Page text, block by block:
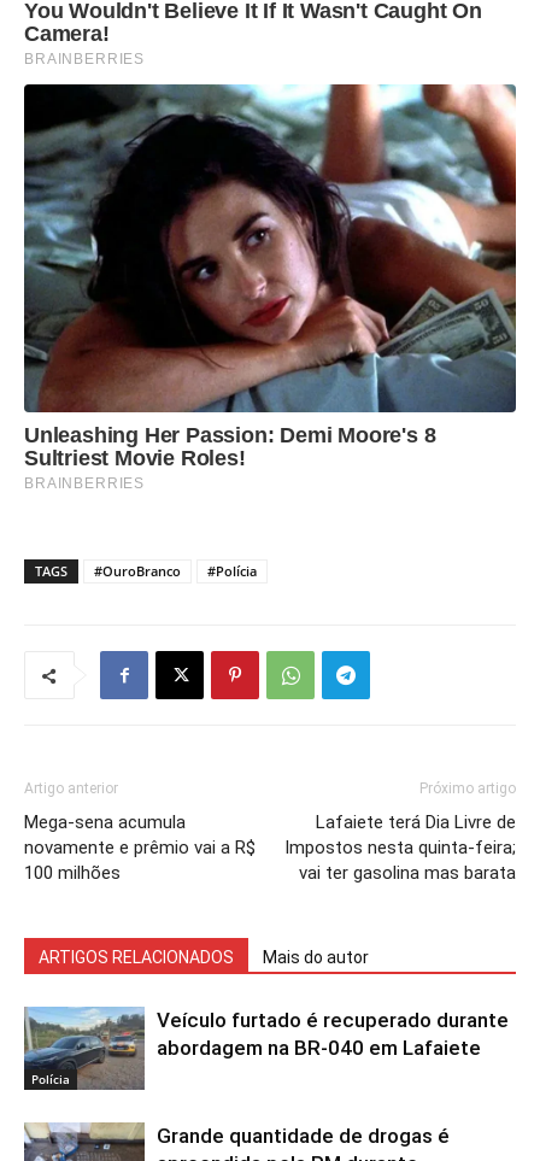
TAGS #OuroBranco #Polícia
Artigo anterior
Mega-sena acumula
novamente e prêmio vai a R$
100 milhões
Próximo artigo
Lafaiete terá Dia Livre de
Impostos nesta quinta-feira;
vai ter gasolina mas barata
ARTIGOS RELACIONADOS Mais do autor
Polícia
Veículo furtado é recuperado durante
abordagem na BR-040 em Lafaiete
Grande quantidade de drogas é